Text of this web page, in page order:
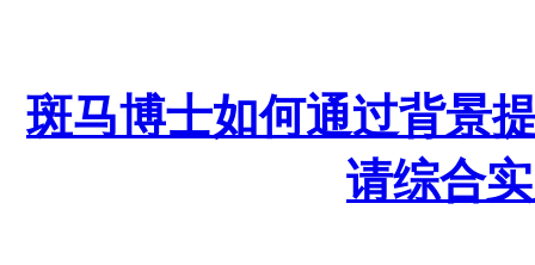
斑马博士如何通过背景
请综合